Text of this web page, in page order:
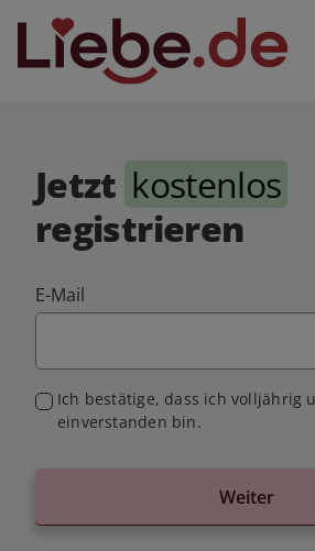
Jetzt kostenlos
registrieren
E-Mail
Ich bestätige, dass ich volljährig
einverstanden bin.
Weiter